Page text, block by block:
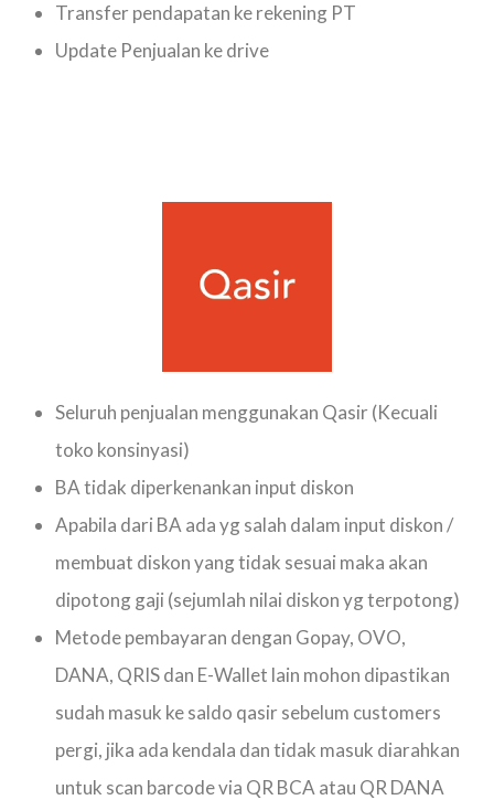
Transfer pendapatan ke rekening PT
Update Penjualan ke drive
Seluruh penjualan menggunakan Qasir (Kecuali
toko konsinyasi)
BA tidak diperkenankan input diskon
Apabila dari BA ada yg salah dalam input diskon /
membuat diskon yang tidak sesuai maka akan
dipotong gaji (sejumlah nilai diskon yg terpotong)
Metode pembayaran dengan Gopay, OVO,
DANA, QRIS dan E-Wallet lain mohon dipastikan
sudah masuk ke saldo qasir sebelum customers
pergi, jika ada kendala dan tidak masuk diarahkan
untuk scan barcode via QR BCA atau QR DANA